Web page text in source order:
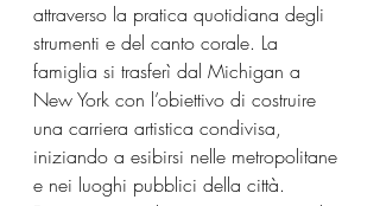
attraverso la pratica quotidiana degli
strumenti e del canto corale. La
famiglia si trasferì dal Michigan a
New York con l’obiettivo di costruire
una carriera artistica condivisa,
iniziando a esibirsi nelle metropolitane
e nei luoghi pubblici della città.